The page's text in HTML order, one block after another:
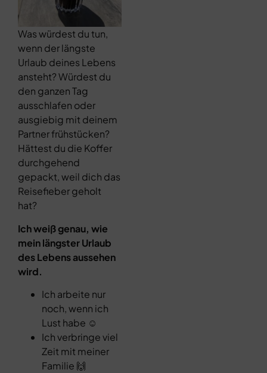
Was würdest du tun,
wenn der längste
Urlaub deines Lebens
ansteht? Würdest du
den ganzen Tag
ausschlafen oder
ausgiebig mit deinem
Partner frühstücken?
Hättest du die Koffer
durchgehend
gepackt, weil dich das
Reisefieber geholt
hat?
Ich weiß genau, wie
mein längster Urlaub
des Lebens aussehen
wird.
Ich arbeite nur
noch, wenn ich
Lust habe ☺️
Ich verbringe viel
Zeit mit meiner
Familie 🙌